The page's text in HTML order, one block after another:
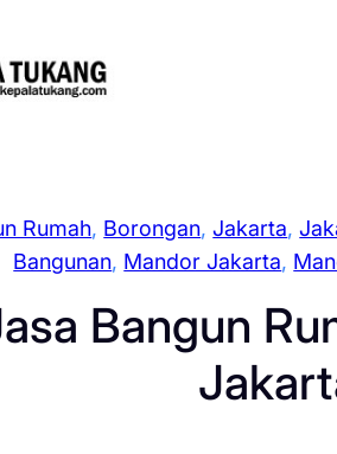
Rumah, Borongan, Jakarta,
Bangunan, Mandor Jakarta,
Bangun